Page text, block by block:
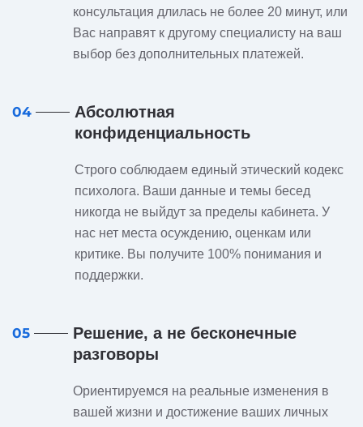
консультация длилась не более 20 минут, или
Вас направят к другому специалисту на ваш
выбор без дополнительных платежей.
04
Абсолютная
конфиденциальность
Строго соблюдаем единый этический кодекс
психолога. Ваши данные и темы бесед
никогда не выйдут за пределы кабинета. У
нас нет места осуждению, оценкам или
критике. Вы получите 100% понимания и
поддержки.
05
Решение, а не бесконечные
разговоры
Ориентируемся на реальные изменения в
вашей жизни и достижение ваших личных